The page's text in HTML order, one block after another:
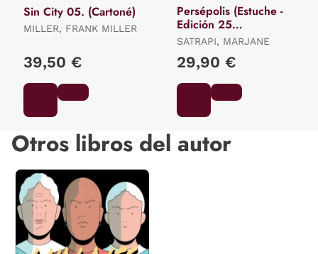
Sin City 05. (Cartoné)
MILLER, FRANK MILLER
39,50 €
Persépolis (Estuche -
Edición 25
Aniversario)
SATRAPI, MARJANE
29,90 €
Otros libros del autor